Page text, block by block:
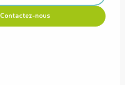
Contactez-nous